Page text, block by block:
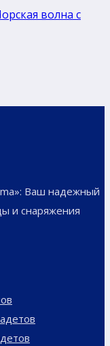
волна с
Ваш надежный
и снаряжения